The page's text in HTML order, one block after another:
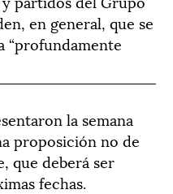
en general, que se
“profundamente
la semana
proposición no de
que deberá ser
fechas.